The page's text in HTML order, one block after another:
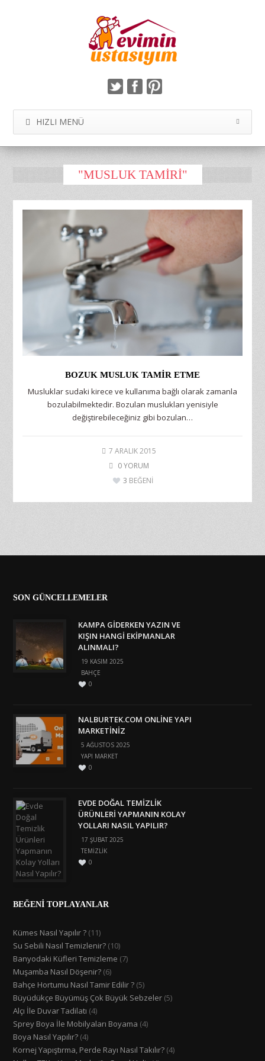
HIZLI MENÜ
"MUSLUK TAMIRI"
BOZUK MUSLUK TAMIR ETME
Musluklar sudaki kirece ve kullanıma bağlı olarak zamanla
bozulabilmektedir. Bozulan muslukları yenisiyle
değiştirebileceğiniz gibi bozulan…
7 ARALIK 2015
0 YORUM
3 BEĞENİ
SON GÜNCELLEMELER
KAMPA GIDERKEN YAZIN VE
KIŞIN HANGI EKIPMANLAR
ALINMALI?
19 KASIM 2025
BAHÇE
0
NALBURTEK.COM ONLINE YAPI
MARKETINIZ
5 AĞUSTOS 2025
YAPI MARKET
0
EVDE DOĞAL TEMIZLIK
ÜRÜNLERI YAPMANIN KOLAY
YOLLARI NASIL YAPILIR?
17 ŞUBAT 2025
TEMIZLIK
0
BEĞENİ TOPLAYANLAR
Kümes Nasıl Yapılır ? (11)
Su Sebili Nasıl Temizlenir? (10)
Banyodaki Küfleri Temizleme (7)
Muşamba Nasıl Döşenir? (6)
Bahçe Hortumu Nasıl Tamir Edilir ? (5)
Büyüdükçe Büyümüş Çok Büyük Sebzeler (5)
Alçı İle Duvar Tadilatı (4)
Sprey Boya İle Mobilyaları Boyama (4)
Boya Nasıl Yapılır? (4)
Kornej Yapıştırma, Perde Rayı Nasıl Takılır? (4)